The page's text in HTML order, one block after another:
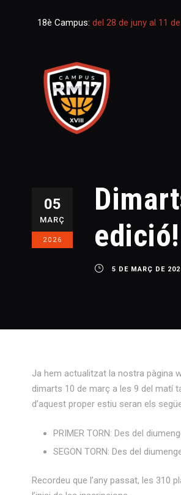
18è Campus: del 28 de juny al 11
05
MARÇ
2026
edició!
5 DE MARÇ DE
Ja hem actualitzat la nostra pàgina
dimarts 10 de març a les 9 del matí
d’aquest proper estiu seran els
PRIMER TORN: Des del
SEGON TORN: Des del
Recordeu que l’any passat, les 310